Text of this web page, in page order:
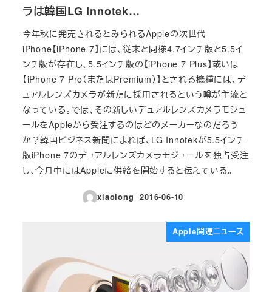
ラは韓国LG Innotek…
今年秋に発売されるとみられるAppleの次世代
iPhone【iPhone 7】には、従来と同様4.7インチ版と5.5イ
ンチ版が存在し、5.5インチ版の【iPhone 7 Plus】或いは
【iPhone 7 Pro（またはPremium）】とされる機種には、デ
ュアルレンズカメラが新たに採用されるという噂が主流と
なっている。では、その新しいデュアルレンズカメラモジュ
ールをAppleから受注するのはどのメーカーなのだろう
か？韓国ビジネス新聞によれば、LG Innotekが5.5インチ
版iPhone 7のデュアルレンズカメラモジュールを独占受注
し、今月中にはAppleに供給を開始すると伝えている。
xiaolong
投稿日
2016-06-10
Apple関連ニュース